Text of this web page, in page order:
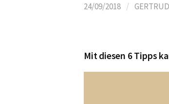
24/09/2018 /
Mit diesen 6 Tipps